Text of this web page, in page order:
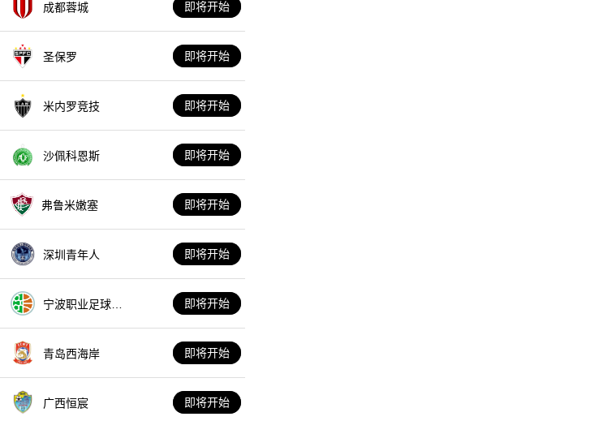
成都蓉城 即将开始
圣保罗 即将开始
米内罗竞技 即将开始
沙佩科恩斯 即将开始
弗鲁米嫩塞 即将开始
深圳青年人 即将开始
宁波职业足球俱
即将开始
青岛西海岸 即将开始
广西恒宸 即将开始